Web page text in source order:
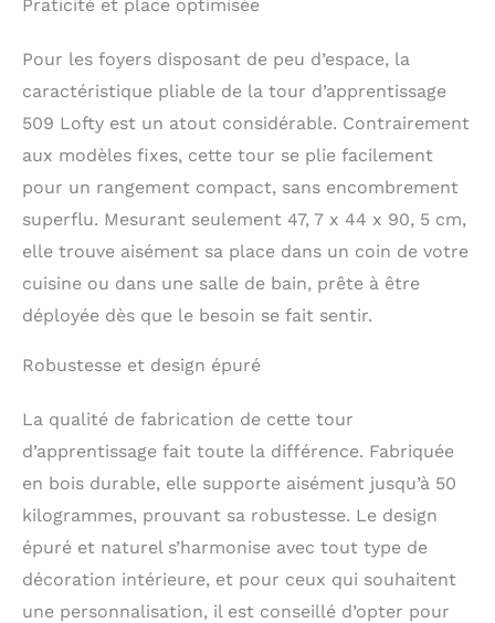
bain. Avertissement de
pas laisser votre enfant
Praticité et place optimisée
Pour les foyers disposant de peu d’espace, la
caractéristique pliable de la tour d’apprentissage
509 Lofty est un atout considérable. Contrairement
aux modèles fixes, cette tour se plie facilement
pour un rangement compact, sans encombrement
superflu. Mesurant seulement 47, 7 x 44 x 90, 5 cm,
elle trouve aisément sa place dans un coin de votre
cuisine ou dans une salle de bain, prête à être
déployée dès que le besoin se fait sentir.
Robustesse et design épuré
La qualité de fabrication de cette tour
d’apprentissage fait toute la différence. Fabriquée
en bois durable, elle supporte aisément jusqu’à 50
kilogrammes, prouvant sa robustesse. Le design
épuré et naturel s’harmonise avec tout type de
décoration intérieure, et pour ceux qui souhaitent
une personnalisation, il est conseillé d’opter pour